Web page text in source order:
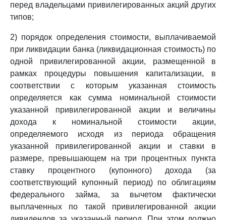
перед владельцами привилегированных акций других
типов;
2) порядок определения стоимости, выплачиваемой
при ликвидации банка (ликвидационная стоимость) по
одной привилегированной акции, размещенной в
рамках процедуры повышения капитализации, в
соответствии с которым указанная стоимость
определяется как сумма номинальной стоимости
указанной привилегированной акции и величины
дохода к номинальной стоимости акции,
определяемого исходя из периода обращения
указанной привилегированной акции и ставки в
размере, превышающем на три процентных пункта
ставку процентного (купонного) дохода (за
соответствующий купонный период) по облигациям
федерального займа, за вычетом фактически
выплаченных по такой привилегированной акции